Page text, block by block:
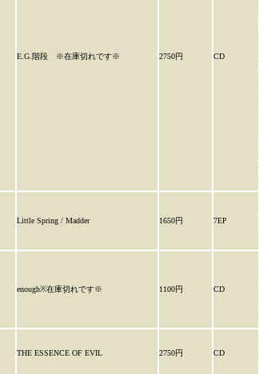
E.G.階段 ※在庫切れです※ 2750円 CD
Little Spring / Madder 1650円 7EP
enough※在庫切れです※ 1100円 CD
THE ESSENCE OF EVIL 2750円 CD